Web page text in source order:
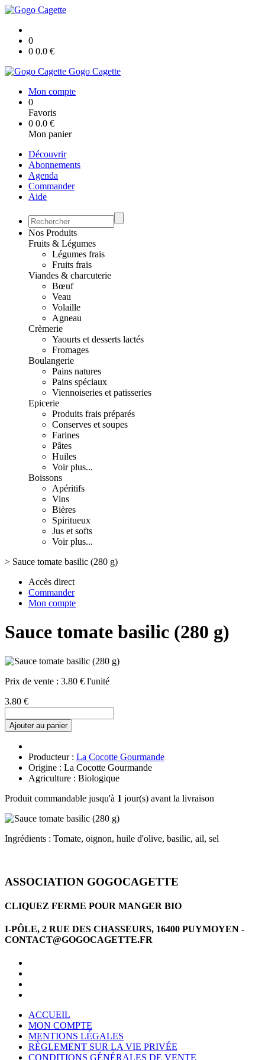
0
0 0.0 €
Gogo Cagette
Mon compte
0
Favoris
0 0.0 €
Mon panier
Découvrir
Abonnements
Agenda
Commander
Aide
Nos Produits
Fruits & Légumes
Légumes frais
Fruits frais
Viandes & charcuterie
Bœuf
Veau
Volaille
Agneau
Crèmerie
Yaourts et desserts lactés
Fromages
Boulangerie
Pains natures
Pains spéciaux
Viennoiseries et patisseries
Epicerie
Produits frais préparés
Conserves et soupes
Farines
Pâtes
Huiles
Voir plus...
Boissons
Apéritifs
Vins
Bières
Spiritueux
Jus et softs
Voir plus...
> Sauce tomate basilic (280 g)
Accès direct
Commander
Mon compte
Sauce tomate basilic (280 g)
Prix de vente : 3.80 € l'unité
3.80 €
Ajouter au panier
Producteur : La Cocotte Gourmande
Origine : La Cocotte Gourmande
Agriculture : Biologique
Produit commandable jusqu'à 1 jour(s) avant la livraison
Ingrédients : Tomate, oignon, huile d'olive, basilic, ail, sel
ASSOCIATION GOGOCAGETTE
CLIQUEZ FERME POUR MANGER BIO
I-PÔLE, 2 RUE DES CHASSEURS, 16400 PUYMOYEN -
CONTACT@GOGOCAGETTE.FR
ACCUEIL
MON COMPTE
MENTIONS LÉGALES
RÈGLEMENT SUR LA VIE PRIVÉE
CONDITIONS GÉNÉRALES DE VENTE